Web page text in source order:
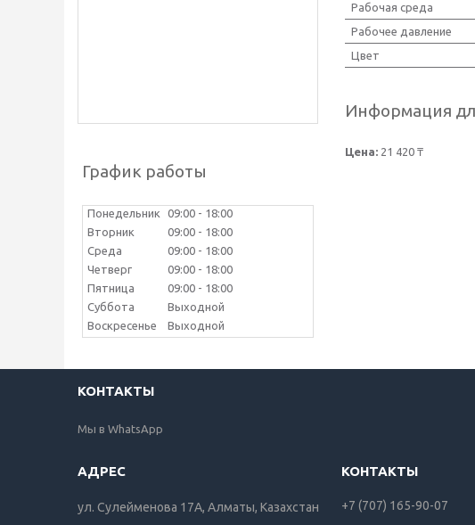
Рабочая среда
Рабочее давление
Цвет
Информация
Цена: 21 420 ₸
График работы
Понедельник 09:00
18:00
Вторник
09:00
18:00
Среда
09:00
18:00
Четверг
09:00
18:00
Пятница
09:00
18:00
Суббота
Выходной
Воскресенье
Выходной
КОНТАКТЫ
Мы в WhatsApp
ул. Сулейменова 17А, Алматы, Казахстан +7 (707) 165-90-07